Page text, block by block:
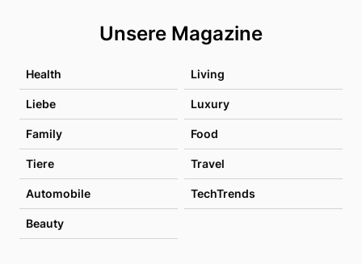
Unsere Magazine
Health Living
Liebe Luxury
Family Food
Tiere Travel
Automobile TechTrends
Beauty